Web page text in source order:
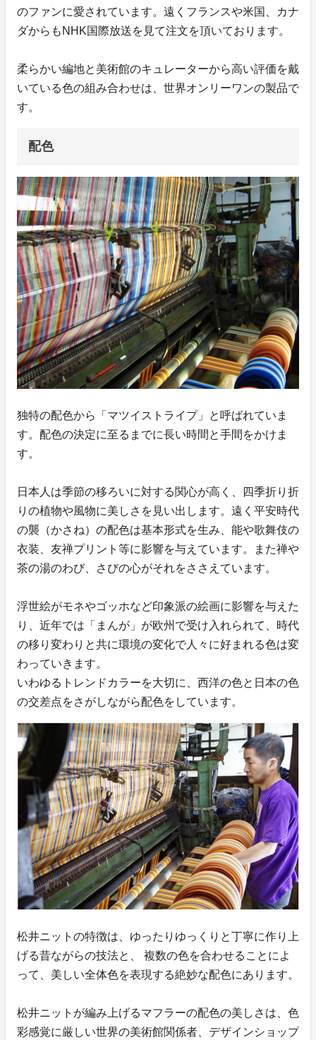
のファンに愛されています。遠くフランスや米国、カナ
ダからもNHK国際放送を見て注文を頂いております。
柔らかい編地と美術館のキュレーターから高い評価を戴
いている色の組み合わせは、世界オンリーワンの製品で
す。
配色
独特の配色から「マツイストライプ」と呼ばれていま
す。配色の決定に至るまでに長い時間と手間をかけま
す。
日本人は季節の移ろいに対する関心が高く、四季折り折
りの植物や風物に美しさを見い出します。遠く平安時代
の襲（かさね）の配色は基本形式を生み、能や歌舞伎の
衣装、友禅プリント等に影響を与えています。また禅や
茶の湯のわび、さびの心がそれをささえています。
浮世絵がモネやゴッホなど印象派の絵画に影響を与えた
り、近年では「まんが」が欧州で受け入れられて、時代
の移り変わりと共に環境の変化で人々に好まれる色は変
わっていきます。
いわゆるトレンドカラーを大切に、西洋の色と日本の色
の交差点をさがしながら配色をしています。
松井ニットの特徴は、ゆったりゆっくりと丁寧に作り上
げる昔ながらの技法と、 複数の色を合わせることによ
って、美しい全体色を表現する絶妙な配色にあります。
松井ニットが編み上げるマフラーの配色の美しさは、色
彩感覚に厳しい世界の美術館関係者、デザインショップ